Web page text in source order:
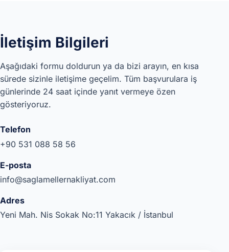
İletişim Bilgileri
Aşağıdaki formu doldurun ya da bizi arayın, en kısa
sürede sizinle iletişime geçelim. Tüm başvurulara iş
günlerinde 24 saat içinde yanıt vermeye özen
gösteriyoruz.
Telefon
+90 531 088 58 56
E-posta
info@saglamellernakliyat.com
Adres
Yeni Mah. Nis Sokak No:11 Yakacık / İstanbul